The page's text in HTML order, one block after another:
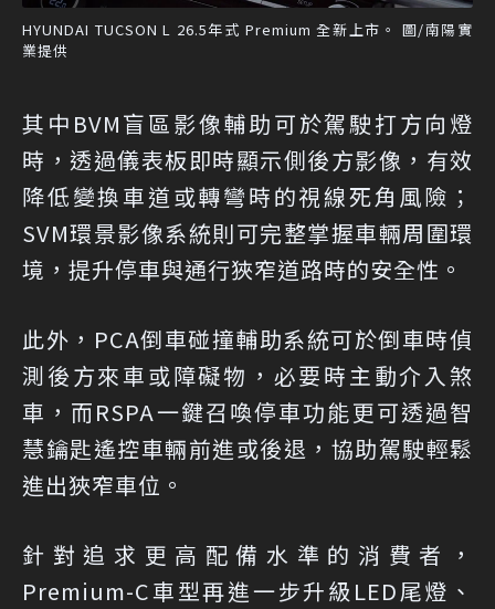
HYUNDAI TUCSON L 26.5年式 Premium 全新上市。 圖/南陽實
業提供
其中BVM盲區影像輔助可於駕駛打方向燈
時，透過儀表板即時顯示側後方影像，有效
降低變換車道或轉彎時的視線死角風險；
SVM環景影像系統則可完整掌握車輛周圍環
境，提升停車與通行狹窄道路時的安全性。
此外，PCA倒車碰撞輔助系統可於倒車時偵
測後方來車或障礙物，必要時主動介入煞
車，而RSPA一鍵召喚停車功能更可透過智
慧鑰匙遙控車輛前進或後退，協助駕駛輕鬆
進出狹窄車位。
針對追求更高配備水準的消費者，
Premium-C車型再進一步升級LED尾燈、